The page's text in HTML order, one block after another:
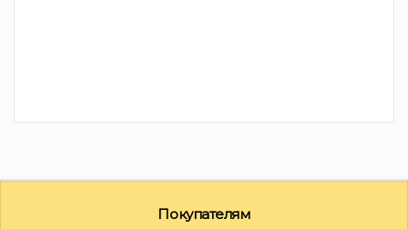
Покупателям